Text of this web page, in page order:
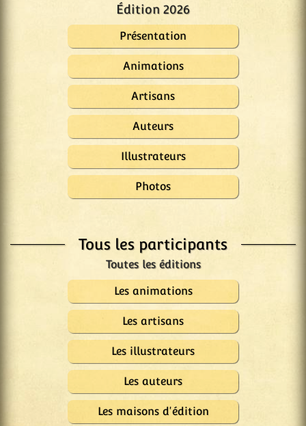
Édition 2026
Présentation
Animations
Artisans
Auteurs
Illustrateurs
Photos
Tous les participants
Les animations
Les artisans
Les illustrateurs
Les auteurs
Les maisons d'édition